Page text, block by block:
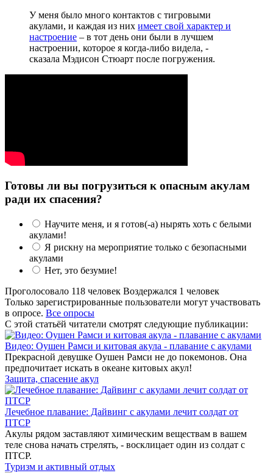
У меня было много контактов с тигровыми
акулами, и каждая из них имеет свой характер и
настроение – в тот день они были в лучшем
настроении, которое я когда-либо видела, -
сказала Мэдисон Стюарт после погружения.
Готовы ли вы погрузиться к опасным акулам
ради их спасения?
Научите меня, и я готов(-а) нырять хоть с белыми
акулами!
Я рискну на мероприятие только с безопасными
акулами
Нет, это безумие!
Проголосовало 118 человек Воздержался 1 человек
Только зарегистрированные пользователи могут участвовать
в опросе. Все опросы
С этой статьёй читатели смотрят следующие публикации:
Видео: Оушен Рамси и китовая акула - плавание с акулами
Прекрасной девушке Оушен Рамси не до покемонов. Она
предпочитает искать в океане китовых акул!
Защита, спасение акул
Лечебное плавание: Дайвинг с акулами лечит солдат от
ПТСР
Акулы рядом заставляют химическим веществам в вашем
теле снова начать стрелять, - восклицает один из солдат с
ПТСР.
Туризм и активный отдых